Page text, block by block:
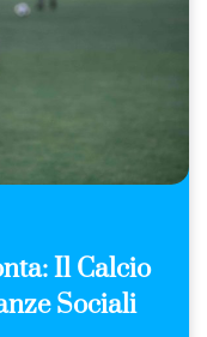
Il Calcio
Sociali